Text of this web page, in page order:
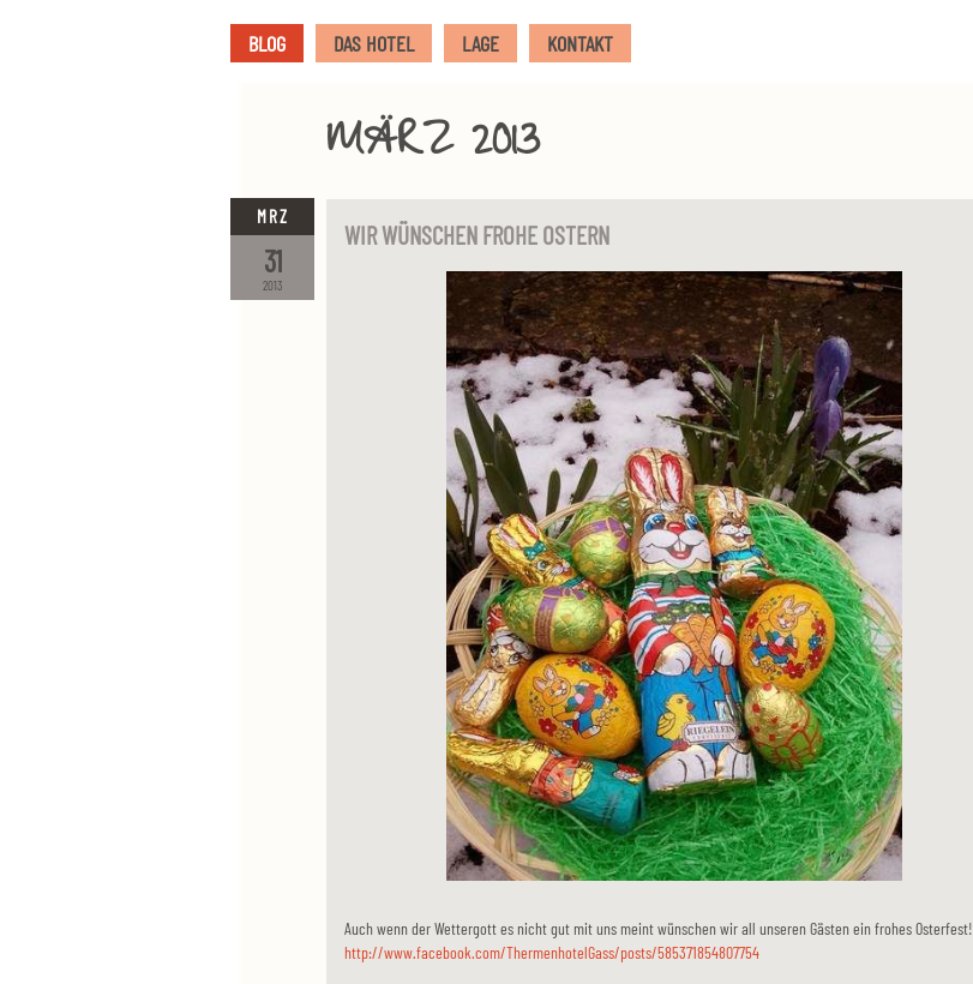
BLOG DAS HOTEL LAGE KONTAKT
MÄRZ 2013
2013
31
MRZ
WIR WÜNSCHEN FROHE OSTERN
Auch wenn der Wettergott es nicht gut mit uns meint wünschen wir all unseren Gästen ein frohes Osterfest!
http://www.facebook.com/ThermenhotelGass/posts/585371854807754